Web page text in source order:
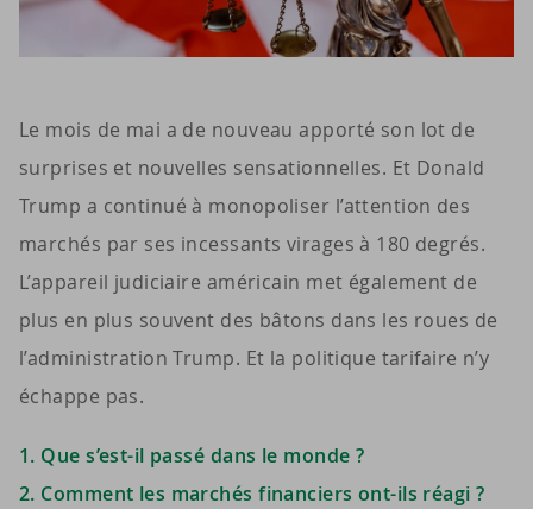
Le mois de mai a de nouveau apporté son lot de
surprises et nouvelles sensationnelles. Et Donald
Trump a continué à monopoliser l’attention des
marchés par ses incessants virages à 180 degrés.
L’appareil judiciaire américain met également de
plus en plus souvent des bâtons dans les roues de
l’administration Trump. Et la politique tarifaire n’y
échappe pas.
1. Que s’est-il passé dans le monde ?
2. Comment les marchés financiers ont-ils réagi ?